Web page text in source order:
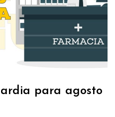
para agosto